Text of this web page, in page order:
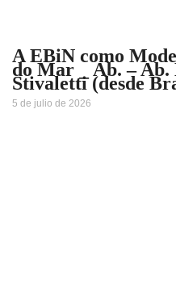
A EBiN como
do Mar _ Ab. –
Stivaletti (desde
5 de julio de 2026